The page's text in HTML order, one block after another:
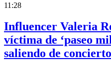
11:28
Influencer Valeria
víctima de ‘paseo
saliendo de concierto